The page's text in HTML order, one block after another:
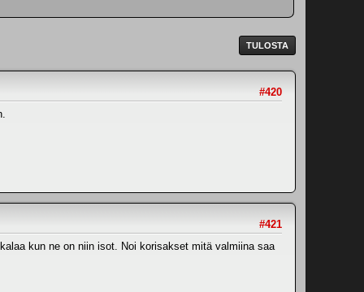
TULOSTA
#420
#421
kun ne on niin isot. Noi korisakset mitä valmiina saa